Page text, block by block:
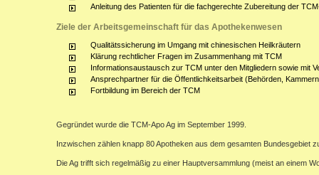
Anleitung des Patienten für die fachgerechte Zubereitung der
Ziele der Arbeitsgemeinschaft für das Apothekenwesen
Qualitätssicherung im Umgang mit chinesischen Heilkräutern
Klärung rechtlicher Fragen im Zusammenhang mit TCM
Informationsaustausch zur TCM unter den Mitgliedern sowie mit
Ansprechpartner für die Öffentlichkeitsarbeit (Behörden,
Fortbildung im Bereich der TCM
Gegründet wurde die TCM-Apo Ag im September 1999.
Inzwischen zählen knapp 80 Apotheken aus dem gesamten Bundesgebiet
Die Ag trifft sich regelmäßig zu einer Hauptversammlung (meist an einem